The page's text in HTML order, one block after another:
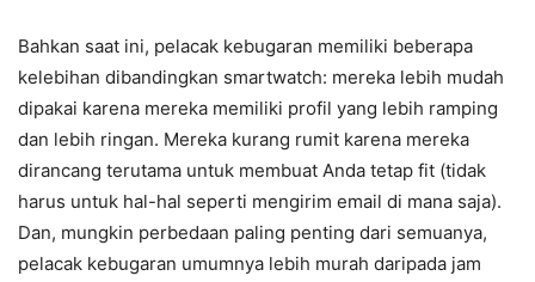
Bahkan saat ini, pelacak kebugaran memiliki beberapa
kelebihan dibandingkan smartwatch: mereka lebih mudah
dipakai karena mereka memiliki profil yang lebih ramping
dan lebih ringan. Mereka kurang rumit karena mereka
dirancang terutama untuk membuat Anda tetap fit (tidak
harus untuk hal-hal seperti mengirim email di mana saja).
Dan, mungkin perbedaan paling penting dari semuanya,
pelacak kebugaran umumnya lebih murah daripada jam